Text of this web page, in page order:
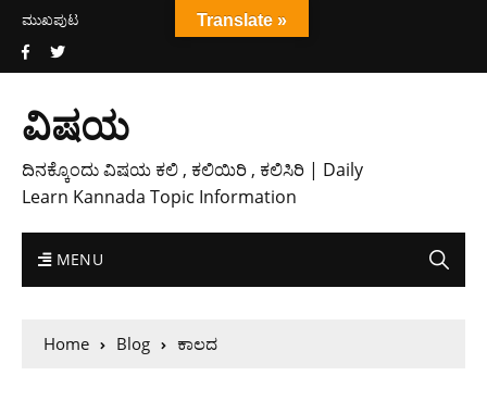
ಮುಖಪುಟ
ವಿಷಯ
ದಿನಕ್ಕೊಂದು ವಿಷಯ ಕಲಿ , ಕಲಿಯಿರಿ , ಕಲಿಸಿರಿ | Daily
Learn Kannada Topic Information
MENU
Home Blog ಕಾಲದ
Translate »